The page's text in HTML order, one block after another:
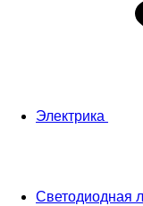
Электрика
Светодиодная